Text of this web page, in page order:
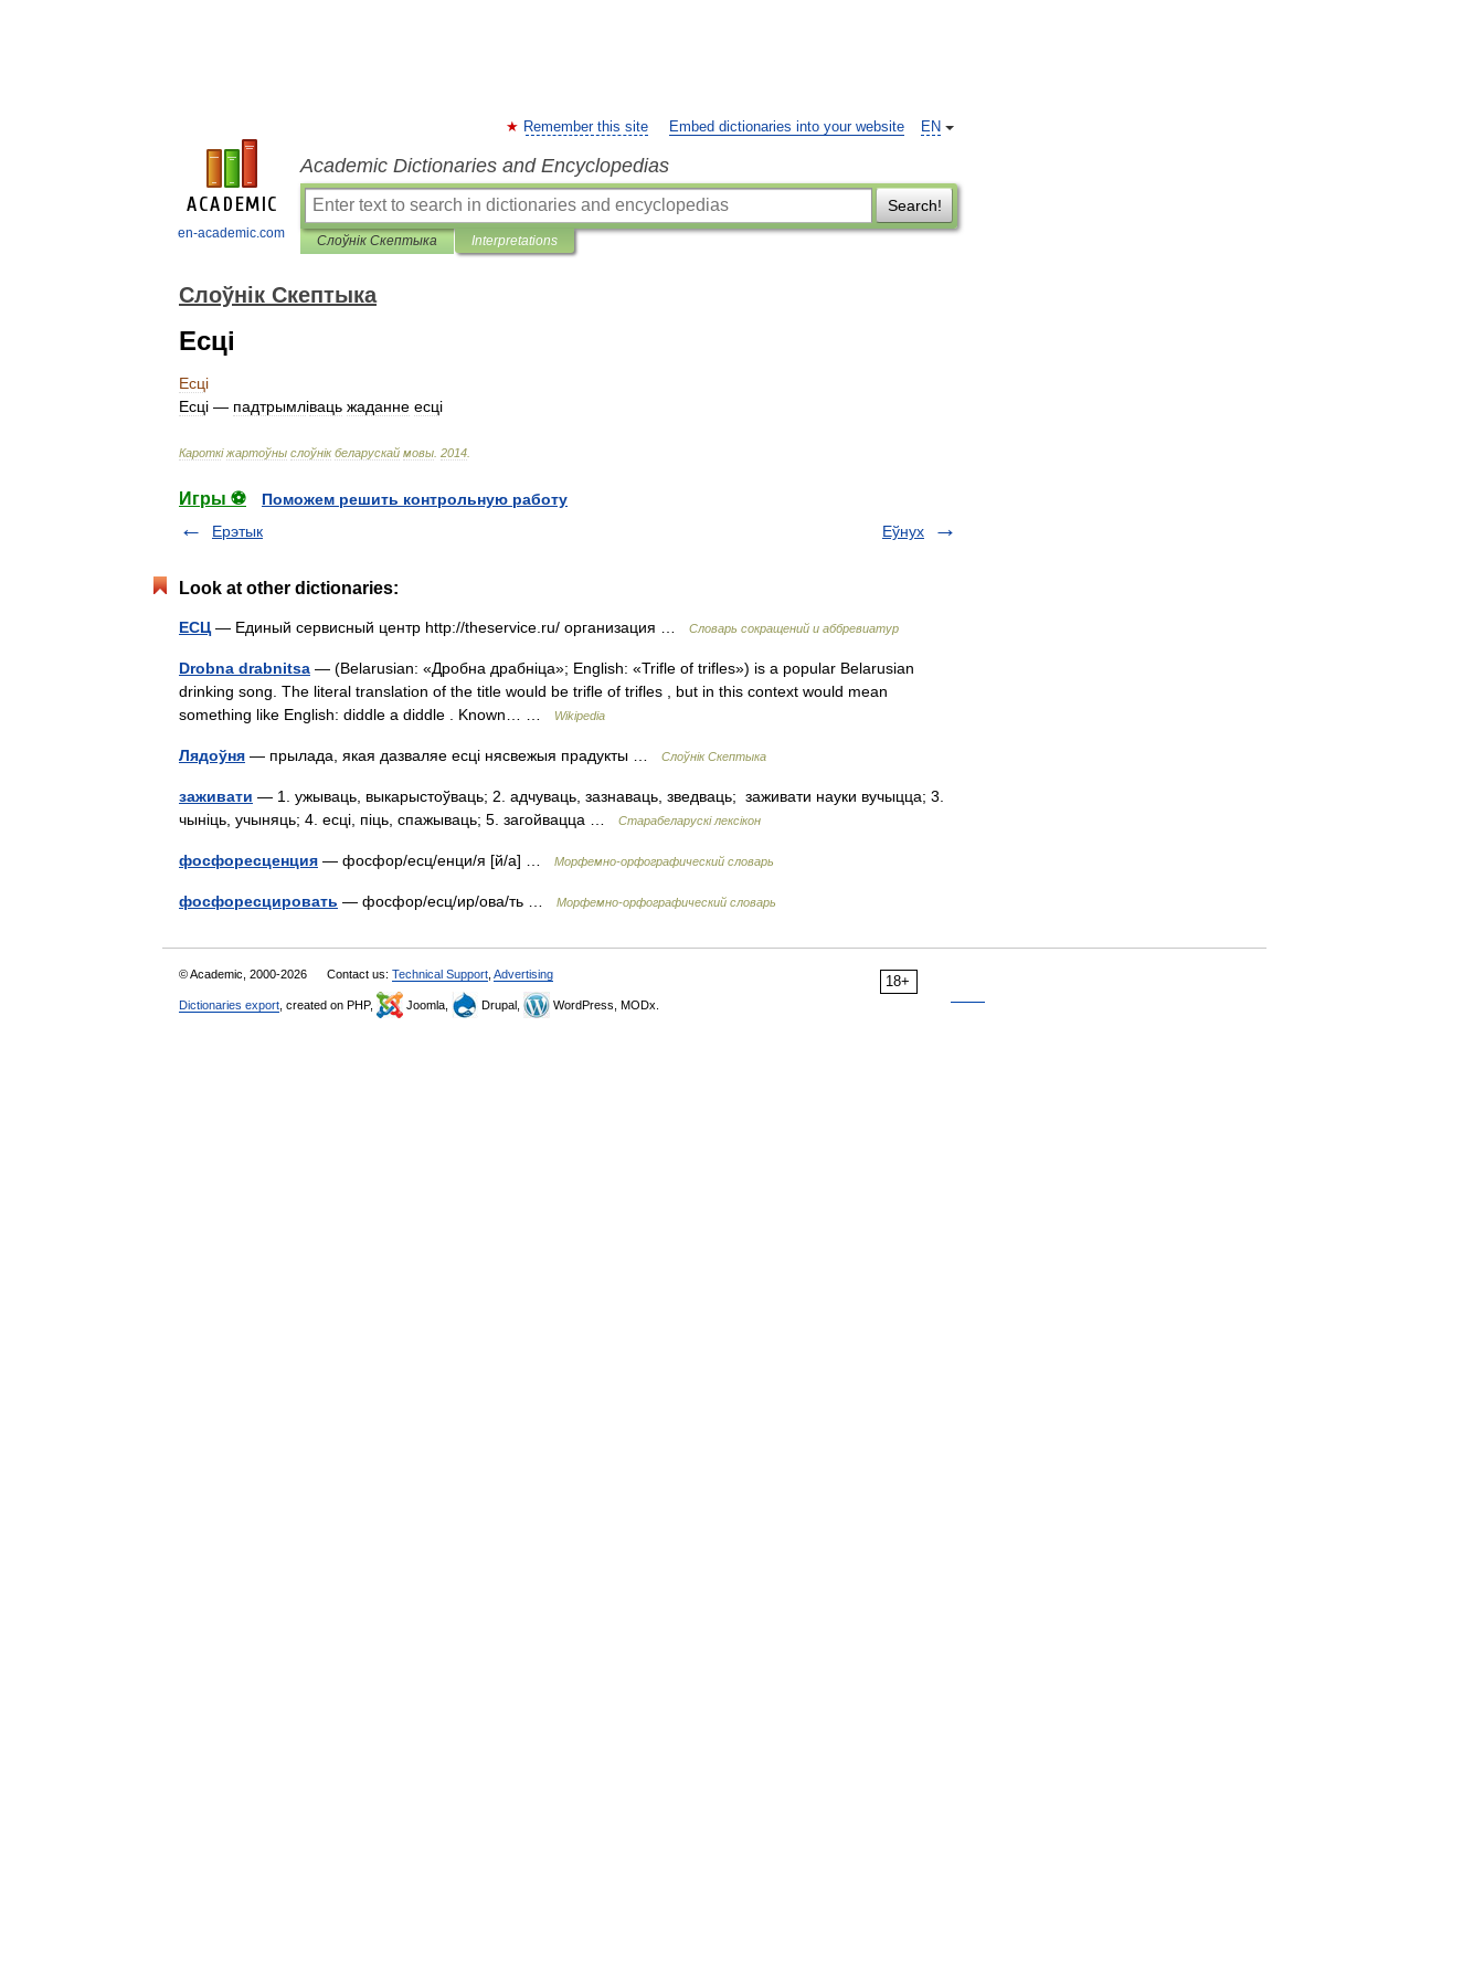
en-academic.com
EN
Remember this site Embed dictionaries into your website
Academic Dictionaries and Encyclopedias
Search!
Слоўнік Скептыка Interpretations
Слоўнік Скептыка
Есці
Есці
Есці — падтрымліваць жаданне есці
Кароткіжартоўны слоўнік беларускай мовы 2014
Игры ⚽
Поможем решить контрольную работу
Ерэтык
Еўнух
Look at other dictionaries:
ЕСЦ — Единый сервисный центр http://theservice.ru/​ организация … Словарь сокращений и аббревиатур
Drobna drabnitsa — (Belarusian: «Дробна драбніца»; English: «Trifle of trifles») is a popular Belarusian
drinking song. The literal translation of the title would be trifle of trifles , but in this context would mean
something like English: diddle a diddle . Known… …
Wikipedia
Лядоўня — прылада, якая дазваляе есці нясвежыя прадукты … Слоўнік Скептыка
заживати — 1. ужываць, выкарыстоўваць; 2. адчуваць, зазнаваць, зведваць;  заживати науки вучыцца; 3.
чыніць, учыняць; 4. есці, піць, спажываць; 5. загойвацца …
Старабеларускі лексікон
фосфоресценция — фосфор/есц/енци/я [й/а] … Морфемно-орфографический словарь
фосфоресцировать — фосфор/есц/ир/ова/ть … Морфемно-орфографический словарь
18+
© Academic, 2000-2026 Contact us: Technical Support Advertising
Dictionaries export , created on PHP, Joomla, Drupal, WordPress, MODx.